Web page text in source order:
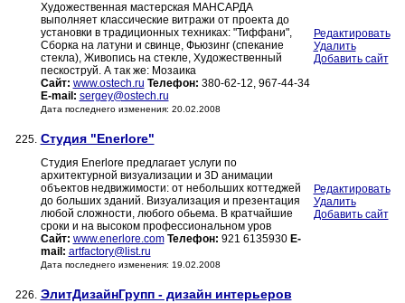
Художественная мастерская МАНСАРДА
выполняет классические витражи от проекта до
установки в традиционных техниках: "Тиффани",
Сборка на латуни и свинце, Фьюзинг (спекание
стекла), Живопись на стекле, Художественный
пескоструй. А так же: Мозаика
Сайт: www.ostech.ru Телефон: 380-62-12, 967-44-34
E-mail: sergey@ostech.ru
Дата последнего изменения: 20.02.2008
Редактировать
Удалить
Добавить сайт
225. Студия "Enerlore"
Студия Enerlore предлагает услуги по
архитектурной визуализации и 3D анимации
объектов недвижимости: от небольших коттеджей
до больших зданий. Визуализация и презентация
любой сложности, любого обьема. В кратчайшие
сроки и на высоком профессиональном уров
Сайт: www.enerlore.com Телефон: 921 6135930 E-
mail: artfactory@list.ru
Дата последнего изменения: 19.02.2008
Редактировать
Удалить
Добавить сайт
226. ЭлитДизайнГрупп - дизайн интерьеров